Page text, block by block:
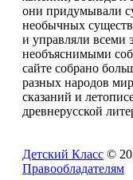
они придумывали
необычных
и управляли всеми
необъяснимыми
сайте собрано
разных народов
сказаний и
древнерусской
Детский Класс ©
Правообладателям